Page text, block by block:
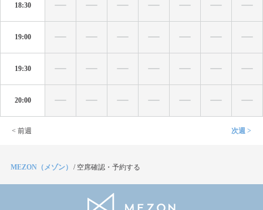
18:30
19:00
19:30
20:00
< 前週 次週 >
MEZON（メゾン） / 空席確認・予約する